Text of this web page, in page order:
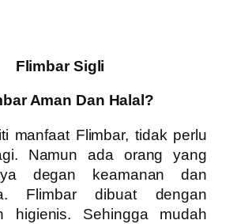
Flimbar Sigli
Aman Dan Halal?
manfaat Flimbar, tidak perlu
Namun ada orang yang
degan keamanan dan
Flimbar dibuat dengan
higienis. Sehingga mudah